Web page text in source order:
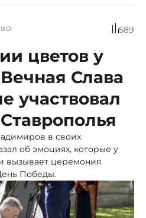
589
цветов у
Слава
участвовал
в своих
об эмоциях, которые у
вызывает церемония
Победы.